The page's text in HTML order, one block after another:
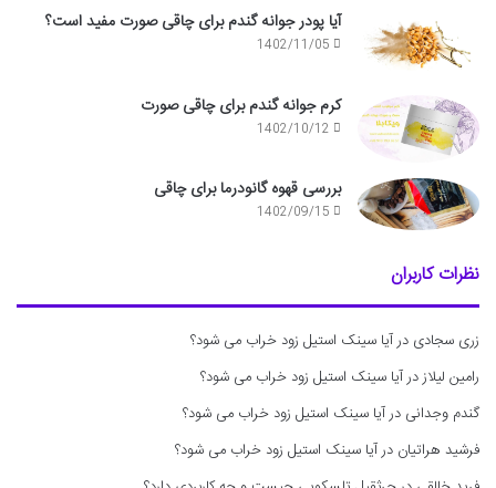
آیا پودر جوانه گندم برای چاقی صورت مفید است؟
1402/11/05
کرم جوانه گندم برای چاقی صورت
1402/10/12
بررسی قهوه گانودرما برای چاقی
1402/09/15
نظرات کاربران
زری سجادی درآیا سینک استیل زود خراب می شود؟
رامین لیلازدرآیا سینک استیل زود خراب می شود؟
گندم وجدانی درآیا سینک استیل زود خراب می شود؟
فرشید هراتیان درآیا سینک استیل زود خراب می شود؟